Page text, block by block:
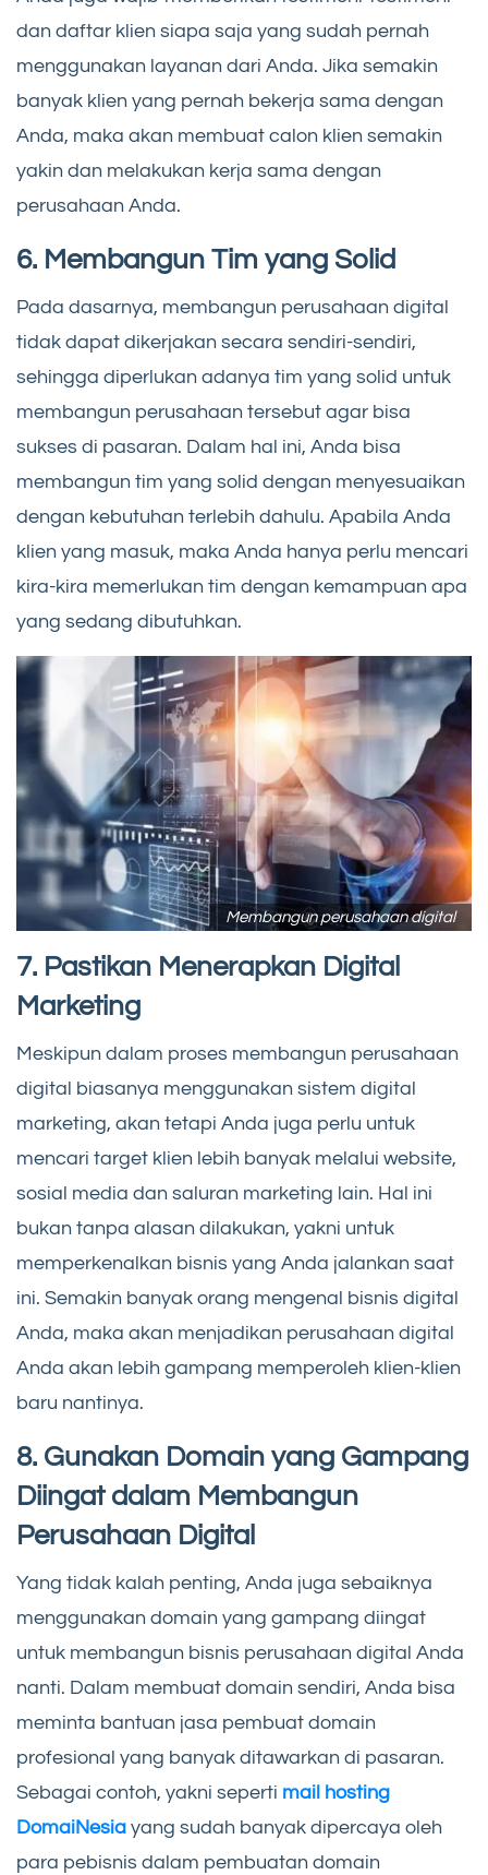
dan daftar klien siapa saja yang sudah pernah
menggunakan layanan dari Anda. Jika semakin
banyak klien yang pernah bekerja sama dengan
Anda, maka akan membuat calon klien semakin
yakin dan melakukan kerja sama dengan
perusahaan Anda.
6. Membangun Tim yang Solid
Pada dasarnya, membangun perusahaan digital
tidak dapat dikerjakan secara sendiri-sendiri,
sehingga diperlukan adanya tim yang solid untuk
membangun perusahaan tersebut agar bisa
sukses di pasaran. Dalam hal ini, Anda bisa
membangun tim yang solid dengan menyesuaikan
dengan kebutuhan terlebih dahulu. Apabila Anda
klien yang masuk, maka Anda hanya perlu mencari
kira-kira memerlukan tim dengan kemampuan apa
yang sedang dibutuhkan.
Membangun perusahaan digital
7. Pastikan Menerapkan Digital
Marketing
Meskipun dalam proses membangun perusahaan
digital biasanya menggunakan sistem digital
marketing, akan tetapi Anda juga perlu untuk
mencari target klien lebih banyak melalui website,
sosial media dan saluran marketing lain. Hal ini
bukan tanpa alasan dilakukan, yakni untuk
memperkenalkan bisnis yang Anda jalankan saat
ini. Semakin banyak orang mengenal bisnis digital
Anda, maka akan menjadikan perusahaan digital
Anda akan lebih gampang memperoleh klien-klien
baru nantinya.
8. Gunakan Domain yang Gampang
Diingat dalam Membangun
Perusahaan Digital
Yang tidak kalah penting, Anda juga sebaiknya
menggunakan domain yang gampang diingat
untuk membangun bisnis perusahaan digital Anda
nanti. Dalam membuat domain sendiri, Anda bisa
meminta bantuan jasa pembuat domain
profesional yang banyak ditawarkan di pasaran.
Sebagai contoh, yakni seperti mail hosting
DomaiNesia yang sudah banyak dipercaya oleh
para pebisnis dalam pembuatan domain